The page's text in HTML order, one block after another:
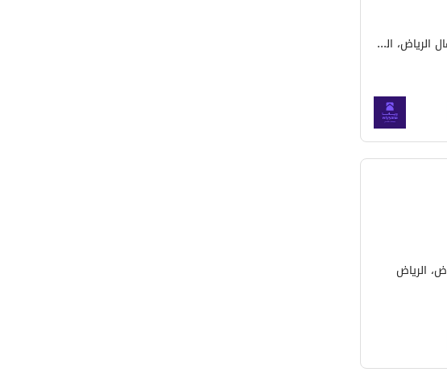
شارع عبدالله عبدالرحيم قاضي، حي العارض، شمال الرياض، الرياض
الرياض